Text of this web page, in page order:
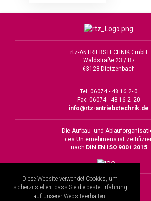
Diese Website verwendet Cookies, um
sicherzustellen, dass Sie die beste Erfahrung
auf unserer Website erhalten.
rtz-ANTRIEBSTECHNIK GmbH
Waldstraße 23 / B7
63128 Dietzenbach
Tel: 06074 - 48 16 2- 0
Fax: 06074 - 48 16 2- 20
info@rtz-antriebstechnik.de
Die Aufbau- und
des Unternehmens ist
nach DIN EN ISO 9001:2015
Impressum
Datenschutz